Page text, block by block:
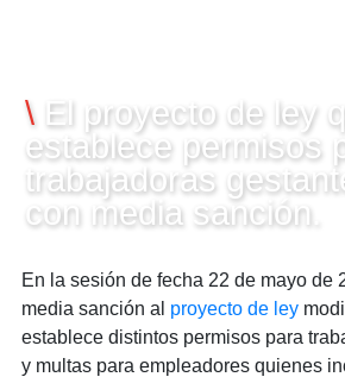
\ El proyecto de ley
establece permisos
trabajadoras
con media sanción.
En la sesión de fecha 22 de mayo de
media sanción al proyecto de ley
establece distintos permisos para
y multas para empleadores quienes